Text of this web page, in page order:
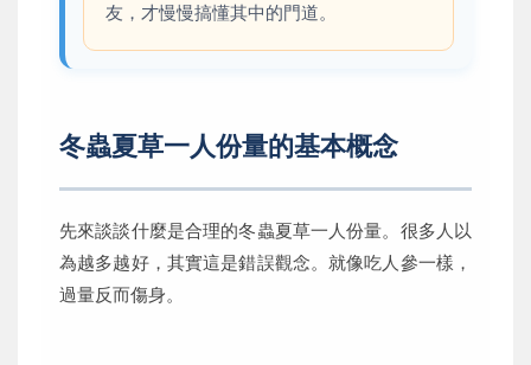
友，才慢慢搞懂其中的門道。
冬蟲夏草一人份量的基本概念
先來談談什麼是合理的冬蟲夏草一人份量。很多人以
為越多越好，其實這是錯誤觀念。就像吃人參一樣，
過量反而傷身。